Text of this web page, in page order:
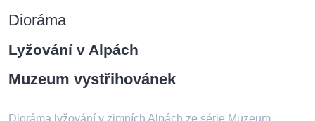
Dioráma
Lyžování v Alpách
Muzeum vystřihovánek
Dioráma lyžování v zimních Alpách ze série Muzeum